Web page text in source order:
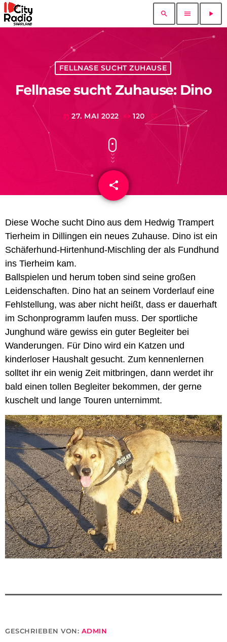
search menu play_arrow
FELLNASE SUCHT ZUHAUSE
Fellnase sucht Zuhause: Dino
today 27. MAI 2022 120
share
email
Diese Woche sucht Dino aus dem Hedwig Trampert
Tierheim in Dillingen ein neues Zuhause. Dino ist ein
Schäferhund-Hirtenhund-Mischling der als Fundhund
ins Tierheim kam.
Ballspielen und herum toben sind seine großen
Leidenschaften. Dino hat an seinem Vorderlauf eine
Fehlstellung, was aber nicht heißt, dass er dauerhaft
im Schonprogramm laufen muss. Der sportliche
Junghund wäre gewiss ein guter Begleiter bei
Wanderungen. Für Dino wird ein Katzen und
kinderloser Haushalt gesucht. Zum kennenlernen
solltet ihr ein wenig Zeit mitbringen, dann werdet ihr
bald einen tollen Begleiter bekommen, der gerne
kuschelt und lange Touren unternimmt.
GESCHRIEBEN VON: ADMIN